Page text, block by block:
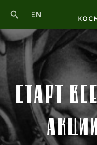
EN
СТАРТ